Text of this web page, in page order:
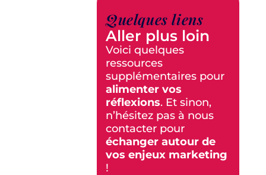
Quelques liens
Aller plus loin
Voici quelques
ressources
supplémentaires pour
alimenter vos
réflexions. Et sinon,
n’hésitez pas à nous
contacter pour
échanger autour de
vos enjeux marketing
!